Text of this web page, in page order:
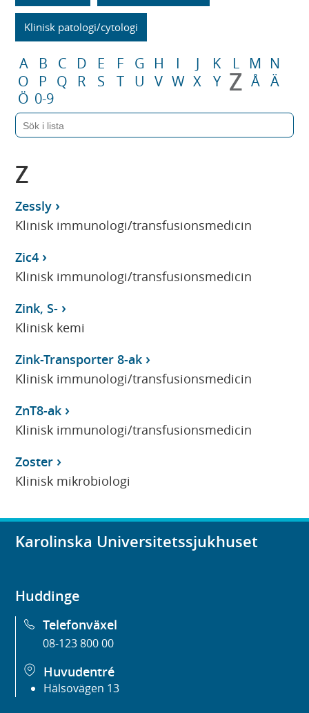
Klinisk patologi/cytologi
A B C D E F G H I J K L M N
O
P Q R S T U V W X Y Z Å Ä
Ö 0-9
Z
Zessly
Klinisk immunologi/transfusionsmedicin
Zic4
Klinisk immunologi/transfusionsmedicin
Zink, S-
Klinisk kemi
Zink-Transporter 8-ak
Klinisk immunologi/transfusionsmedicin
ZnT8-ak
Klinisk immunologi/transfusionsmedicin
Zoster
Klinisk mikrobiologi
Karolinska Universitetssjukhuset
Huddinge
Telefonväxel
08-123 800 00
Huvudentré
Hälsovägen 13